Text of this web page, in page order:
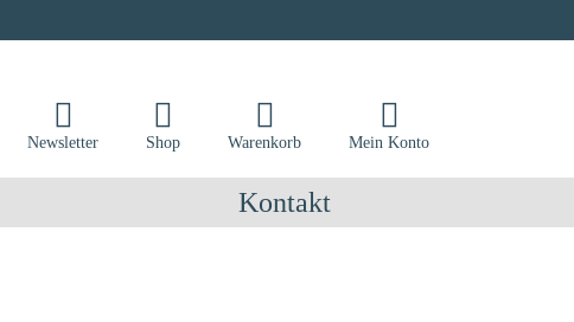
Newsletter Shop Warenkorb Mein Konto
Kontakt